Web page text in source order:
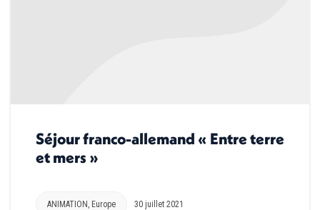
Séjour franco-allemand « Entre terre
et mers »
ANIMATION Europe 30 juillet 2021